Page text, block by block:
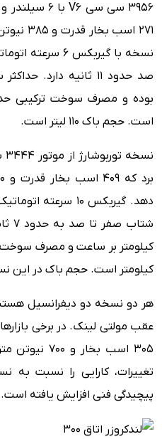
271
نسخه با گیربکس
است. حجم باک 110 لیتر است.
دهد. گیربکس 10
کیلومتر است. حجم باک در این نسخه 80 لیتر
هر دو نسخه دو دیفرانسیل
305 اسب بخار
تغییرات، کارایی را نسبت به
پیچیدگی فنی افزایش یافته است.